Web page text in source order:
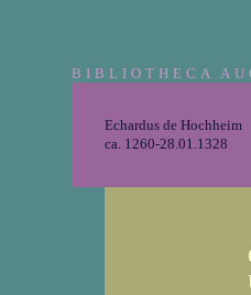
BIBLIOTHECA
Echardus de Hochheim
ca. 1260-28.01.1328